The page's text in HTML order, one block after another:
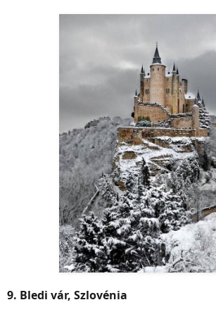
9. Bledi vár, Szlovénia